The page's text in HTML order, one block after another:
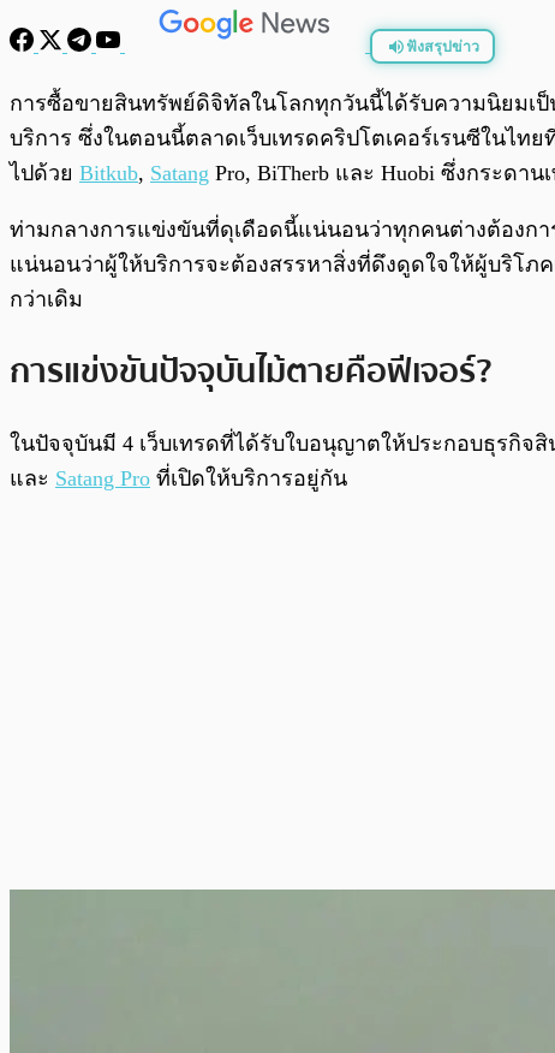
ฟังสรุปข่าว
พร้อมเล่น
การซื้อขายสินทรัพย์ดิจิทัลในโลกทุกวันนี้ได้รับความนิยมเ
บริการ ซึ่งในตอนนี้ตลาดเว็บเทรดคริปโตเคอร์เรนซีในไ
ไปด้วย Bitkub, Satang Pro, BiTherb และ Huobi ซึ่งกระดา
ท่ามกลางการแข่งขันที่ดุเดือดนี้แน่นอนว่าทุกคนต่างต้อง
แน่นอนว่าผู้ให้บริการจะต้องสรรหาสิ่งที่ดึงดูดใจให้ผู้บริโภ
กว่าเดิม
การแข่งขันปัจจุบันไม้ตายคือฟีเจอร์?
ในปัจจุบันมี 4 เว็บเทรดที่ได้รับใบอนุญาตให้ประกอบธุรกิจ
และ Satang Pro ที่เปิดให้บริการอยู่กัน